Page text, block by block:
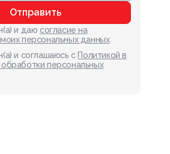
Отправить
и даю согласие на
персональных данных
и соглашаюсь с Политикой в
персональных